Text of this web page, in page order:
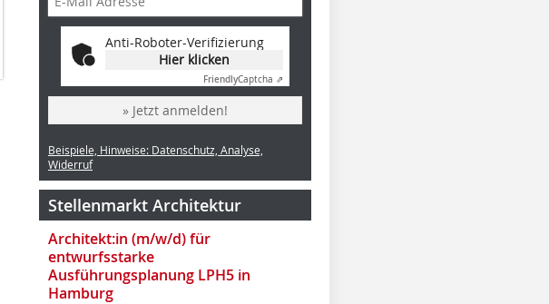
Anti-Roboter-Verifizierung
Hier klicken
FriendlyCaptcha ⇗
» Jetzt anmelden!
Beispiele, Hinweise: Datenschutz, Analyse,
Widerruf
Stellenmarkt Architektur
Architekt:in (m/w/d) für
entwurfsstarke
Ausführungsplanung LPH5 in
Hamburg